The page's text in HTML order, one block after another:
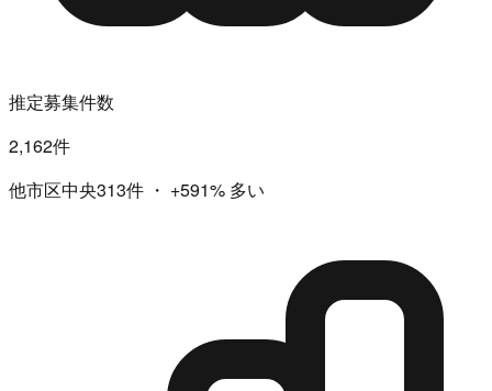
推定募集件数
2,162件
他市区中央313件 ・ +591% 多い